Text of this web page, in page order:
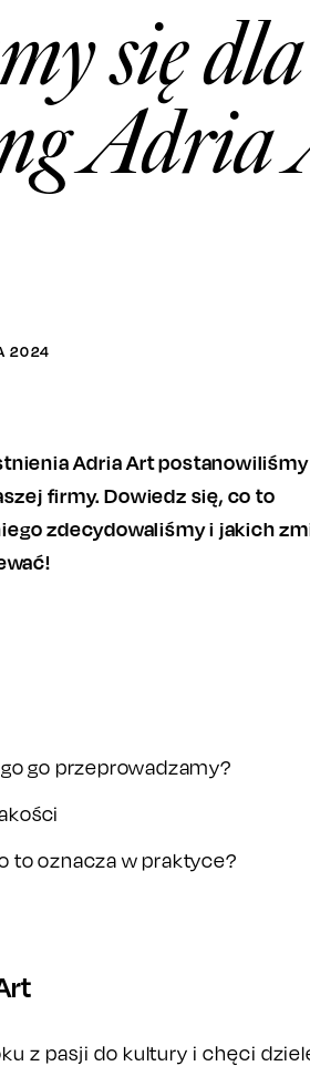
się
Adria
2024
Adria Art postanowiliśmy
firmy. Dowiedz się, co to
zdecydowaliśmy i jakich
go przeprowadzamy?
to oznacza w praktyce?
z pasji do kultury i chęci